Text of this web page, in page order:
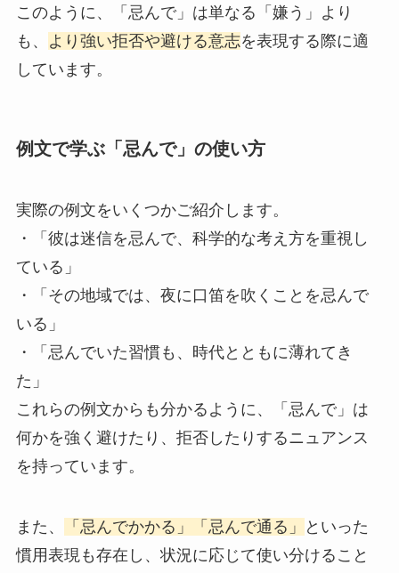
このように、「忌んで」は単なる「嫌う」より
も、
より強い拒否や避ける意志を表現する際に適
しています。
例文で学ぶ「忌んで」の使い方
実際の例文をいくつかご紹介します。
・「彼は迷信を忌んで、科学的な考え方を重視し
ている」
・「その地域では、夜に口笛を吹くことを忌んで
いる」
・「忌んでいた習慣も、時代とともに薄れてき
た」
これらの例文からも分かるように、「忌んで」は
何かを強く避けたり、拒否したりするニュアンス
を持っています。
また、 「忌んでかかる」「忌んで通る」
といった
慣用表現も存在し、状況に応じて使い分けること